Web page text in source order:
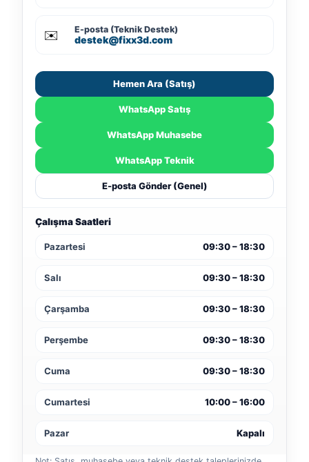
✉️ E-posta (Teknik Destek)
destek@fixx3d.com
Hemen Ara (Satış)
WhatsApp Satış
WhatsApp Muhasebe
WhatsApp Teknik
E-posta Gönder (Genel)
Çalışma Saatleri
Pazartesi 09:30 – 18:30
Salı 09:30 – 18:30
Çarşamba 09:30 – 18:30
Perşembe 09:30 – 18:30
Cuma 09:30 – 18:30
Cumartesi 10:00 – 16:00
Pazar Kapalı